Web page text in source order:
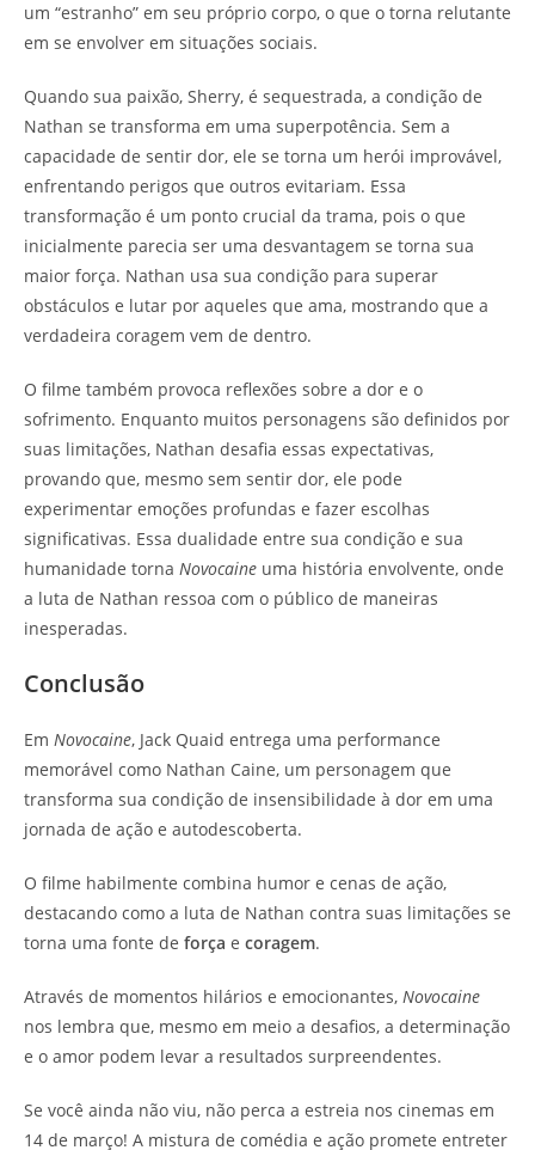
um “estranho” em seu próprio corpo, o que o torna relutante
em se envolver em situações sociais.
Quando sua paixão, Sherry, é sequestrada, a condição de
Nathan se transforma em uma superpotência. Sem a
capacidade de sentir dor, ele se torna um herói improvável,
enfrentando perigos que outros evitariam. Essa
transformação é um ponto crucial da trama, pois o que
inicialmente parecia ser uma desvantagem se torna sua
maior força. Nathan usa sua condição para superar
obstáculos e lutar por aqueles que ama, mostrando que a
verdadeira coragem vem de dentro.
O filme também provoca reflexões sobre a dor e o
sofrimento. Enquanto muitos personagens são definidos por
suas limitações, Nathan desafia essas expectativas,
provando que, mesmo sem sentir dor, ele pode
experimentar emoções profundas e fazer escolhas
significativas. Essa dualidade entre sua condição e sua
humanidade torna Novocaine uma história envolvente, onde
a luta de Nathan ressoa com o público de maneiras
inesperadas.
Conclusão
Em Novocaine, Jack Quaid entrega uma performance
memorável como Nathan Caine, um personagem que
transforma sua condição de insensibilidade à dor em uma
jornada de ação e autodescoberta.
O filme habilmente combina humor e cenas de ação,
destacando como a luta de Nathan contra suas limitações se
torna uma fonte de força e coragem.
Através de momentos hilários e emocionantes, Novocaine
nos lembra que, mesmo em meio a desafios, a determinação
e o amor podem levar a resultados surpreendentes.
Se você ainda não viu, não perca a estreia nos cinemas em
14 de março! A mistura de comédia e ação promete entreter